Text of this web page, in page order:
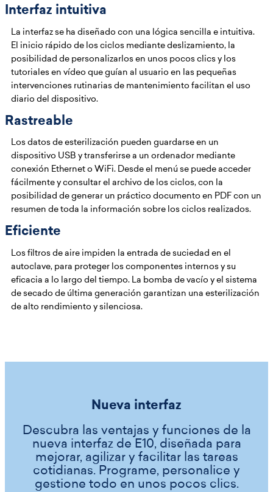
Interfaz intuitiva
La interfaz se ha diseñado con una lógica sencilla e intuitiva.
El inicio rápido de los ciclos mediante deslizamiento, la
posibilidad de personalizarlos en unos pocos clics y los
tutoriales en vídeo que guían al usuario en las pequeñas
intervenciones rutinarias de mantenimiento facilitan el uso
diario del dispositivo.
Rastreable
Los datos de esterilización pueden guardarse en un
dispositivo USB y transferirse a un ordenador mediante
conexión Ethernet o WiFi. Desde el menú se puede acceder
fácilmente y consultar el archivo de los ciclos, con la
posibilidad de generar un práctico documento en PDF con un
resumen de toda la información sobre los ciclos realizados.
Eficiente
Los filtros de aire impiden la entrada de suciedad en el
autoclave, para proteger los componentes internos y su
eficacia a lo largo del tiempo. La bomba de vacío y el sistema
de secado de última generación garantizan una esterilización
de alto rendimiento y silenciosa.
Nueva interfaz
Descubra las ventajas y funciones de la
nueva interfaz de E10, diseñada para
mejorar, agilizar y facilitar las tareas
cotidianas. Programe, personalice y
gestione todo en unos pocos clics.